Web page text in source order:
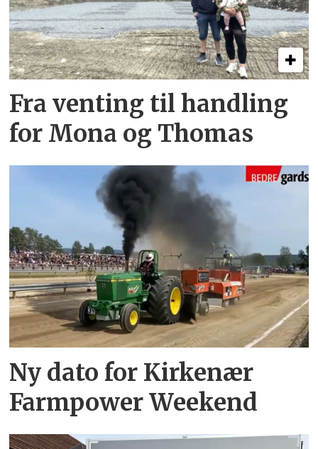
Fra venting til handling
for Mona og Thomas
Ny dato for Kirkenær
Farmpower Weekend